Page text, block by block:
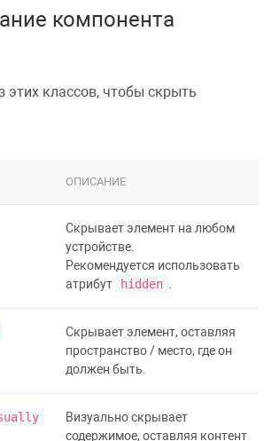
компонента
этих классов, чтобы скрыть
ОПИСАНИЕ
Скрывает элемент на любом
устройстве.
Рекомендуется использовать
атрибут
hidden .
Скрывает элемент, оставляя
пространство / место, где он
должен быть.
Визуально скрывает
содержимое, оставляя контент